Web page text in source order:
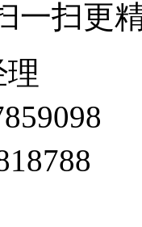
一扫更